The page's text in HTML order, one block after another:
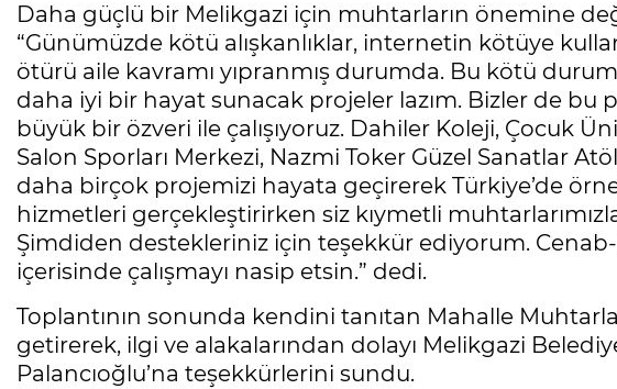
Daha güçlü bir Melikgazi için muhtarların önemine
“Günümüzde kötü alışkanlıklar, internetin kötüye
ötürü aile kavramı yıpranmış durumda. Bu kötü
daha iyi bir hayat sunacak projeler lazım. Bizler de bu
büyük bir özveri ile çalışıyoruz. Dahiler Koleji, Çocuk
Salon Sporları Merkezi, Nazmi Toker Güzel Sanatlar
daha birçok projemizi hayata geçirerek Türkiye’de
hizmetleri gerçekleştirirken siz kıymetli
Şimdiden destekleriniz için teşekkür ediyorum.
içerisinde çalışmayı nasip etsin.” dedi.
Toplantının sonunda kendini tanıtan Mahalle
getirerek, ilgi ve alakalarından dolayı Melikgazi
Palancıoğlu’na teşekkürlerini sundu.